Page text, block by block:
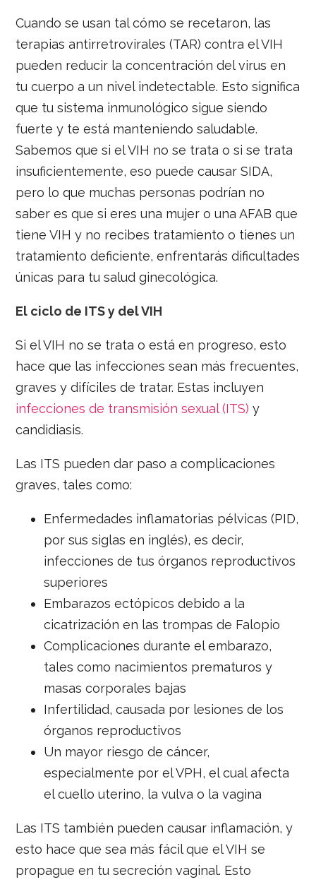
Cuando se usan tal cómo se recetaron, las
terapias antirretrovirales (TAR) contra el VIH
pueden reducir la concentración del virus en
tu cuerpo a un nivel indetectable. Esto significa
que tu sistema inmunológico sigue siendo
fuerte y te está manteniendo saludable.
Sabemos que si el VIH no se trata o si se trata
insuficientemente, eso puede causar SIDA,
pero lo que muchas personas podrían no
saber es que si eres una mujer o una AFAB que
tiene VIH y no recibes tratamiento o tienes un
tratamiento deficiente, enfrentarás dificultades
únicas para tu salud ginecológica.
El ciclo de ITS y del VIH
Si el VIH no se trata o está en progreso, esto
hace que las infecciones sean más frecuentes,
graves y difíciles de tratar. Estas incluyen
infecciones de transmisión sexual (ITS) y
candidiasis.
Las ITS pueden dar paso a complicaciones
graves, tales como:
Enfermedades inflamatorias pélvicas (PID,
por sus siglas en inglés), es decir,
infecciones de tus órganos reproductivos
superiores
Embarazos ectópicos debido a la
cicatrización en las trompas de Falopio
Complicaciones durante el embarazo,
tales como nacimientos prematuros y
masas corporales bajas
Infertilidad, causada por lesiones de los
órganos reproductivos
Un mayor riesgo de cáncer,
especialmente por el VPH, el cual afecta
el cuello uterino, la vulva o la vagina
Las ITS también pueden causar inflamación, y
esto hace que sea más fácil que el VIH se
propague en tu secreción vaginal. Esto